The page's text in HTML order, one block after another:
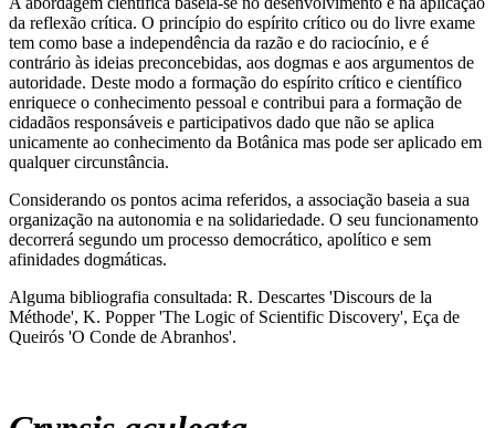
da reflexão crítica. O princípio do espírito crítico ou do livre exame
tem como base a independência da razão e do raciocínio, e é
contrário às ideias preconcebidas, aos dogmas e aos argumentos de
autoridade. Deste modo a formação do espírito crítico e científico
enriquece o conhecimento pessoal e contribui para a formação de
cidadãos responsáveis e participativos dado que não se aplica
unicamente ao conhecimento da Botânica mas pode ser aplicado em
qualquer circunstância.
Considerando os pontos acima referidos, a associação baseia a sua
organização na autonomia e na solidariedade. O seu funcionamento
decorrerá segundo um processo democrático, apolítico e sem
afinidades dogmáticas.
Alguma bibliografia consultada: R. Descartes 'Discours de la
Méthode', K. Popper 'The Logic of Scientific Discovery', Eça de
Queirós 'O Conde de Abranhos'.